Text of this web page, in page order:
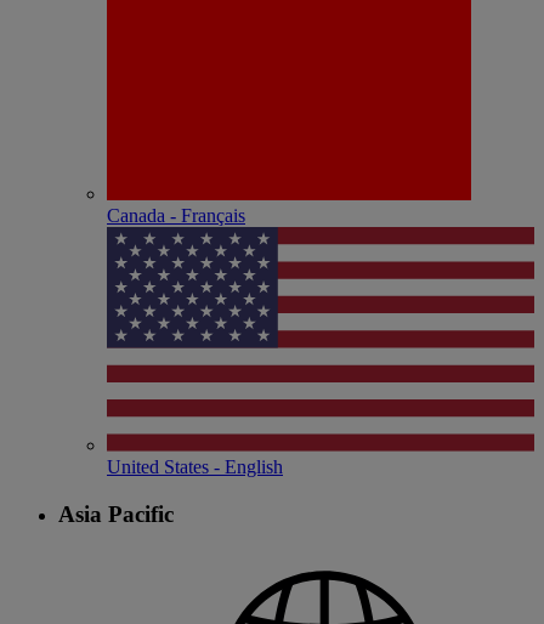
Canada - Français
United States - English
Asia Pacific